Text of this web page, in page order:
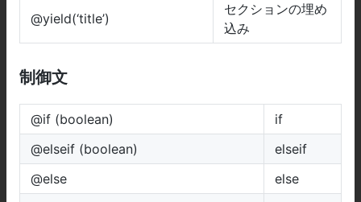
@yield(‘title’)
セクションの埋め
込み
制御文
@if (boolean)
if
@elseif (boolean)
elseif
@else
else